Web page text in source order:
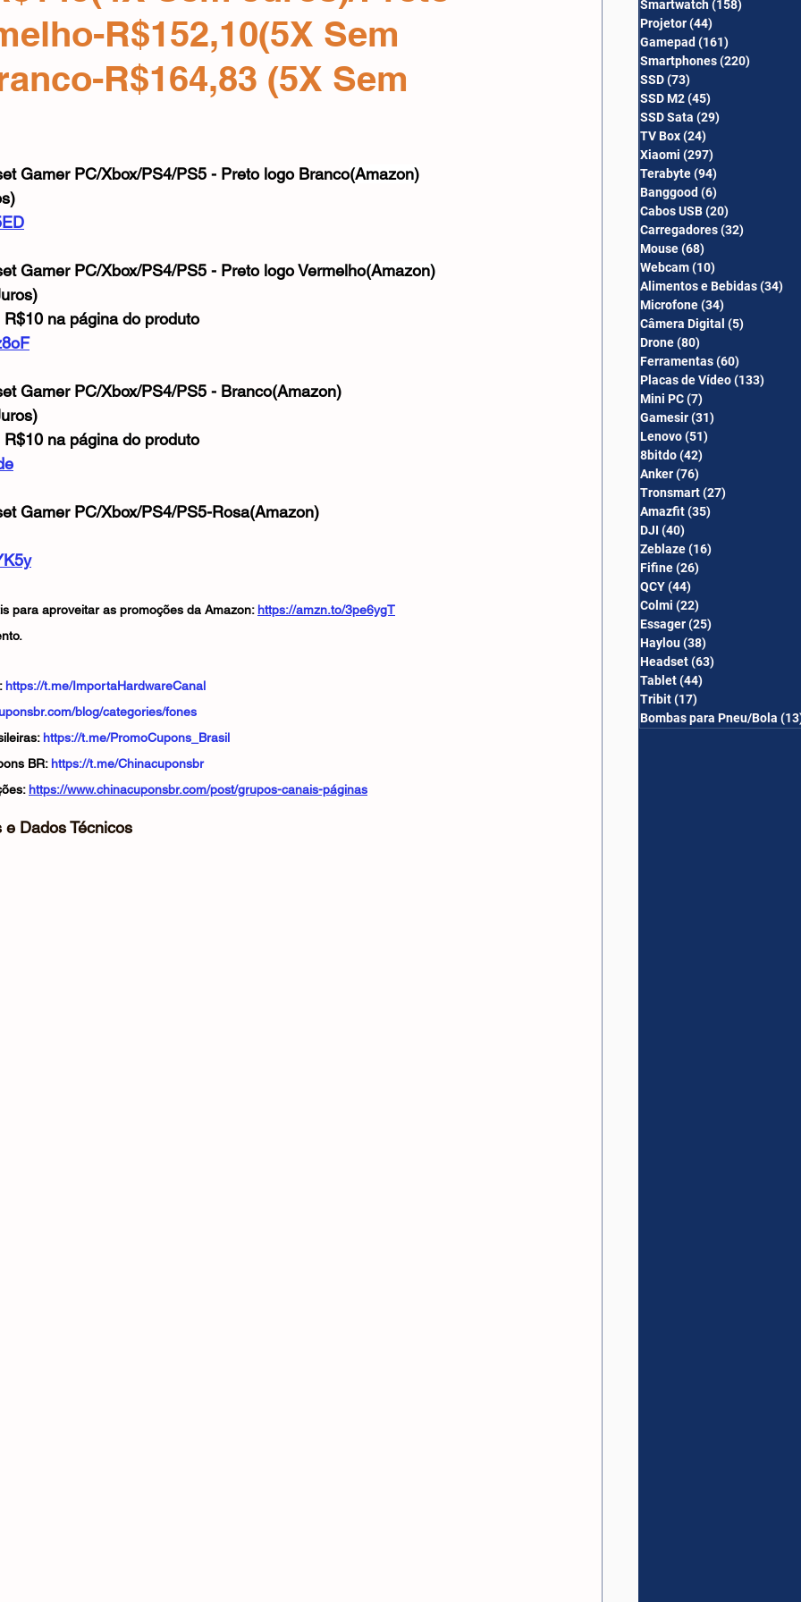
Webcam
R$152,10(5X Sem
R$164,83 (5X Sem
5 estrelas.
Gamer PC/Xbox/PS4/PS5 - Preto logo Branco(Amazon)
Gamer PC/Xbox/PS4/PS5 - Preto logo Vermelho(Amazon)
na página do produto
Gamer PC/Xbox/PS4/PS5 - Branco(Amazon)
na página do produto
Gamer PC/Xbox/PS4/PS5-Rosa(Amazon)
para aproveitar as promoções da Amazon: https://amzn.to/3pe6ygT
https://t.me/ImportaHardwareCanal
blog/categories/fones
https://t.me/PromoCupons_Brasil
BR: https://t.me/Chinacuponsbr
https://www.chinacuponsbr.com/post/grupos-canais-páginas
Dados Técnicos
Smartwatch(158)
Projetor(44)
Gamepad (161)
Smartphones(220)
SSD(73)
SSD M2(45)
SSD Sata (29)
TV Box(24)
Xiaomi (297)
Terabyte(94)
Banggood (6)
Cabos USB(20)
Carregadores(32)
Mouse(68)
Webcam(10)
Alimentos e Bebidas(34)
Microfone(34)
Câmera Digital (5)
Drone(80)
Ferramentas(60)
Placas de Vídeo(133)
Mini PC(7)
Gamesir(31)
Lenovo(51)
8bitdo(42)
Anker(76)
Tronsmart(27)
Amazfit(35)
DJI (40)
Zeblaze(16)
Fifine(26)
QCY(44)
Colmi (22)
Essager(25)
Haylou(38)
Headset(63)
Tablet(44)
Tribit(17)
Bombas para Pneu/Bola